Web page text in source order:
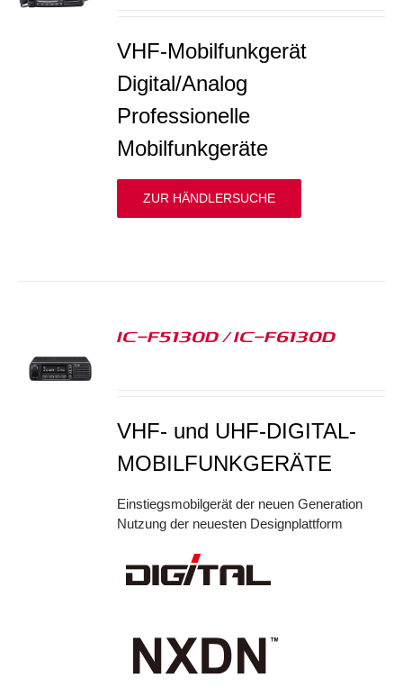
VHF-Mobilfunkgerät
Digital/Analog
Professionelle
Mobilfunkgeräte
ZUR HÄNDLERSUCHE
IC-F5130D / IC-F6130D
VHF- und UHF-DIGITAL-
MOBILFUNKGERÄTE
Einstiegsmobilgerät der neuen Generation
Nutzung der neuesten Designplattform